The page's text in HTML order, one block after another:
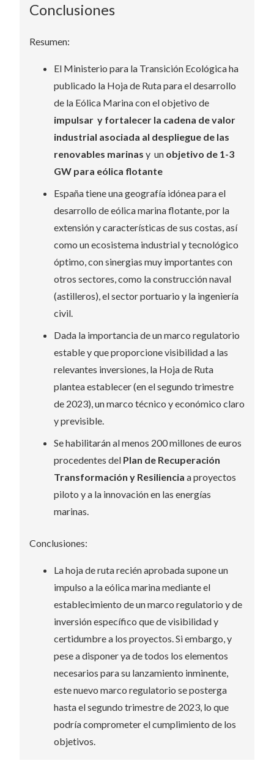
Conclusiones
Resumen:
El Ministerio para la Transición Ecológica ha
publicado la Hoja de Ruta para el desarrollo
de la Eólica Marina con el objetivo de
impulsar y fortalecer la cadena de valor
industrial asociada al despliegue de las
renovables marinas y un objetivo de 1-3
GW para eólica flotante
España tiene una geografía idónea para el
desarrollo de eólica marina flotante, por la
extensión y características de sus costas, así
como un ecosistema industrial y tecnológico
óptimo, con sinergias muy importantes con
otros sectores, como la construcción naval
(astilleros), el sector portuario y la ingeniería
civil.
Dada la importancia de un marco regulatorio
estable y que proporcione visibilidad a las
relevantes inversiones, la Hoja de Ruta
plantea establecer (en el segundo trimestre
de 2023), un marco técnico y económico claro
y previsible.
Se habilitarán al menos 200 millones de euros
procedentes del Plan de Recuperación
Transformación y Resiliencia a proyectos
piloto y a la innovación en las energías
marinas.
Conclusiones:
La hoja de ruta recién aprobada supone un
impulso a la eólica marina mediante el
establecimiento de un marco regulatorio y de
inversión específico que de visibilidad y
certidumbre a los proyectos. Si embargo, y
pese a disponer ya de todos los elementos
necesarios para su lanzamiento inminente,
este nuevo marco regulatorio se posterga
hasta el segundo trimestre de 2023, lo que
podría comprometer el cumplimiento de los
objetivos.